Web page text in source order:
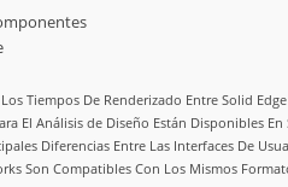
Tiempos De Renderizado Entre Solid
El Análisis de Diseño Están Disponibles En
Diferencias Entre Las Interfaces De
Son Compatibles Con Los Mismos